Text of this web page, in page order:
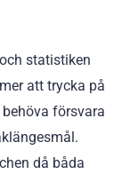
statistiken
att trycka på
försvara
då båda